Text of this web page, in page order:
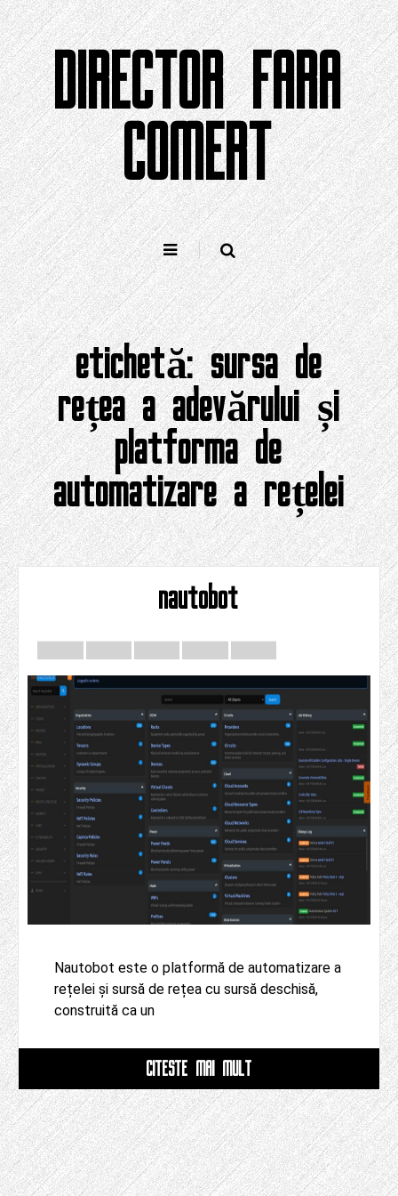
Sari
la
conținut
DIRECTOR FARA
COMERT
etichetă:sursa de
rețea a adevărului și
platforma de
automatizare a rețelei
nautobot
Nautobot este o platformă de automatizare a
rețelei și sursă de rețea cu sursă deschisă,
construită ca un
CITESTE MAI MULT